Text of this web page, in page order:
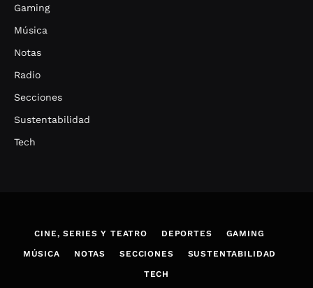
Gaming
Música
Notas
Radio
Secciones
Sustentabilidad
Tech
CINE, SERIES Y TEATRO DEPORTES GAMING
MÚSICA NOTAS SECCIONES SUSTENTABILIDAD
TECH